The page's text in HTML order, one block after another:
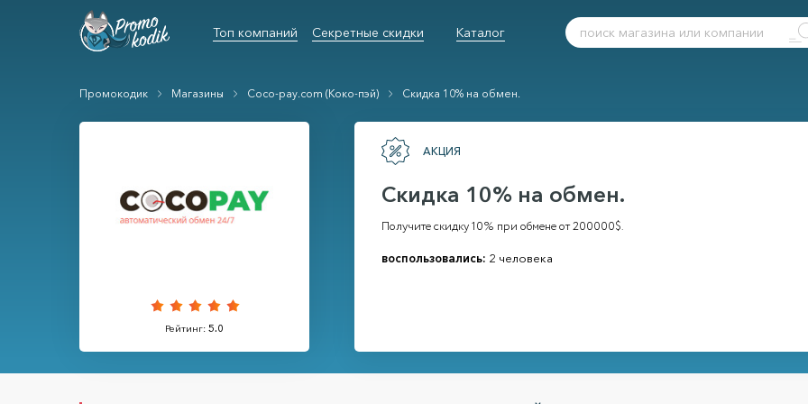
Топ компаний Секретные скидки Каталог
Промокодик Магазины Coco-pay.com (Коко-пэй) Скидка 10% на обмен.
Рейтинг: 5.0
АКЦИЯ
Скидка 10% на обмен.
Получите скидку 10% при обмене от 200000$.
воспользовались: 2 человека